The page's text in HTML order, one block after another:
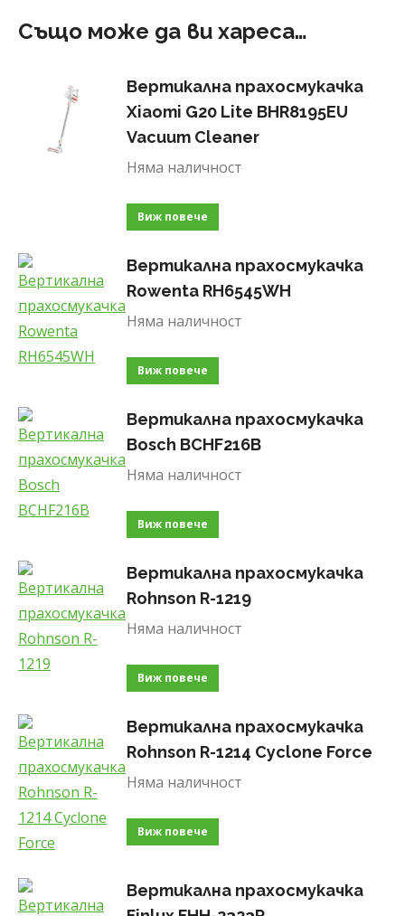
Също може да ви хареса…
Вертикална прахосмукачка
Xiaomi G20 Lite BHR8195EU
Vacuum Cleaner
Няма наличност
Виж повече
Вертикална прахосмукачка
Rowenta RH6545WH
Няма наличност
Виж повече
Вертикална прахосмукачка
Bosch BCHF216B
Няма наличност
Виж повече
Вертикална прахосмукачка
Rohnson R-1219
Няма наличност
Виж повече
Вертикална прахосмукачка
Rohnson R-1214 Cyclone Force
Няма наличност
Виж повече
Вертикална прахосмукачка